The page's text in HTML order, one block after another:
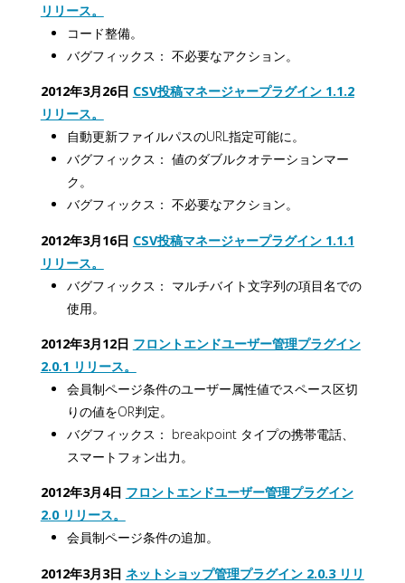
リリース。
コード整備。
バグフィックス： 不必要なアクション。
2012年3月26日 CSV投稿マネージャープラグイン 1.1.2
リリース。
自動更新ファイルパスのURL指定可能に。
バグフィックス： 値のダブルクオテーションマー
ク。
バグフィックス： 不必要なアクション。
2012年3月16日 CSV投稿マネージャープラグイン 1.1.1
リリース。
バグフィックス： マルチバイト文字列の項目名での
使用。
2012年3月12日 フロントエンドユーザー管理プラグイン
2.0.1 リリース。
会員制ページ条件のユーザー属性値でスペース区切
りの値をOR判定。
バグフィックス： breakpoint タイプの携帯電話、
スマートフォン出力。
2012年3月4日 フロントエンドユーザー管理プラグイン
2.0 リリース。
会員制ページ条件の追加。
2012年3月3日 ネットショップ管理プラグイン 2.0.3 リリ